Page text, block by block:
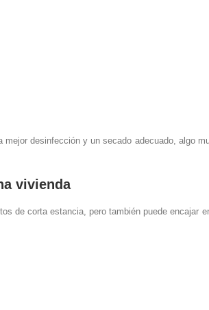
desinfección y un secado adecuado, algo
vivienda
de corta estancia, pero también puede encajar